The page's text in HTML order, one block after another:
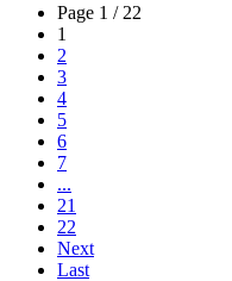
Page 1 / 22
1
2
3
4
5
6
7
...
21
22
Next
Last